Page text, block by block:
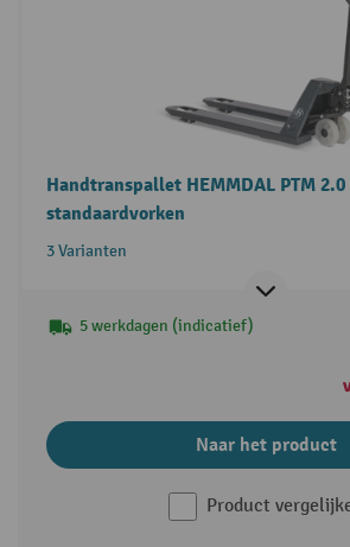
Handtranspallet HEMMDAL PTM
standaardvorken
3 Varianten
5 werkdagen (indicatief)
Naar het product
Product